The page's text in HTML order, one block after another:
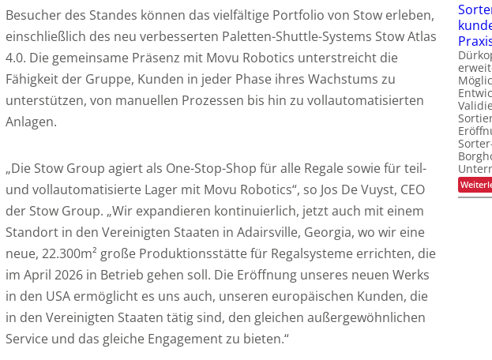
Besucher des Standes können das vielfältige Portfolio von Stow erleben,
einschließlich des neu verbesserten Paletten-Shuttle-Systems Stow Atlas
4.0. Die gemeinsame Präsenz mit Movu Robotics unterstreicht die
Fähigkeit der Gruppe, Kunden in jeder Phase ihres Wachstums zu
unterstützen, von manuellen Prozessen bis hin zu vollautomatisierten
Anlagen.
„Die Stow Group agiert als One-Stop-Shop für alle Regale sowie für teil-
und vollautomatisierte Lager mit Movu Robotics“, so Jos De Vuyst, CEO
der Stow Group. „Wir expandieren kontinuierlich, jetzt auch mit einem
Standort in den Vereinigten Staaten in Adairsville, Georgia, wo wir eine
neue, 22.300m² große Produktionsstätte für Regalsysteme errichten, die
im April 2026 in Betrieb gehen soll. Die Eröffnung unseres neuen Werks
in den USA ermöglicht es uns auch, unseren europäischen Kunden, die
in den Vereinigten Staaten tätig sind, den gleichen außergewöhnlichen
Service und das gleiche Engagement zu bieten.“